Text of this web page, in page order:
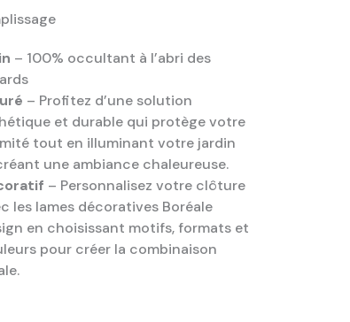
– 100% occultant à l’abri des
– Profitez d’une solution
et durable qui protège votre
tout en illuminant votre jardin
une ambiance chaleureuse.
– Personnalisez votre clôture
les lames décoratives Boréale
en choisissant motifs, formats et
pour créer la combinaison